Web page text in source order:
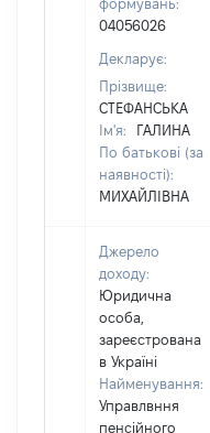
формувань:
04056026
Декларує:
Прізвище:
СТЕФАНСЬКА
Ім'я:
ГАЛИНА
По батькові (за
наявності):
МИХАЙЛІВНА
Джерело
доходу:
Юридична
особа,
зареєстрована
в Україні
Найменування:
Управлвння
пенсійного